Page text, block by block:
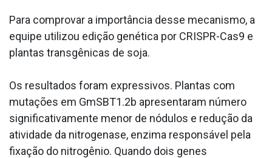
Para comprovar a importância desse mecanismo, a
equipe utilizou edição genética por CRISPR-Cas9 e
plantas transgênicas de soja.
Os resultados foram expressivos. Plantas com
mutações em GmSBT1.2b apresentaram número
significativamente menor de nódulos e redução da
atividade da nitrogenase, enzima responsável pela
fixação do nitrogênio. Quando dois genes